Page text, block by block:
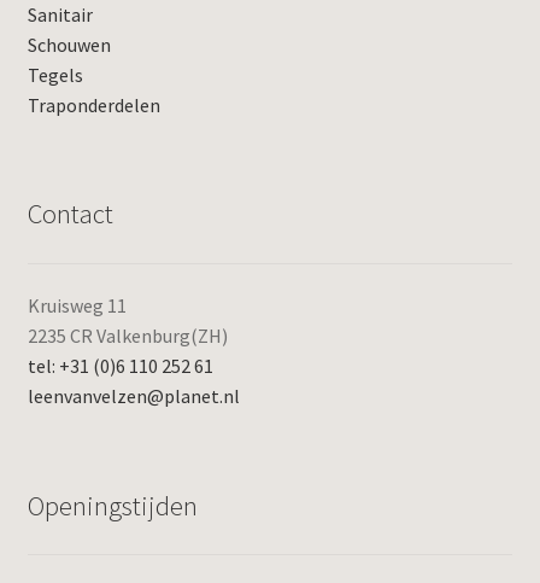
Sanitair
Schouwen
Tegels
Traponderdelen
Contact
Kruisweg 11
2235 CR Valkenburg(ZH)
tel: +31 (0)6 110 252 61
leenvanvelzen@planet.nl
Openingstijden